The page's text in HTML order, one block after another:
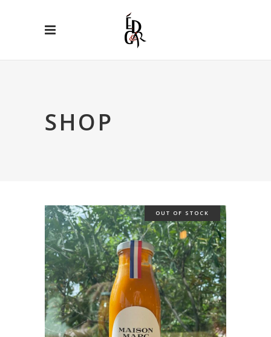
SHOP
OUT OF STOCK